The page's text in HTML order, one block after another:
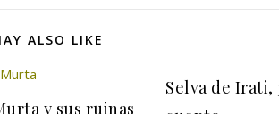
ALSO LIKE
y sus ruinas
Selva de Irati,